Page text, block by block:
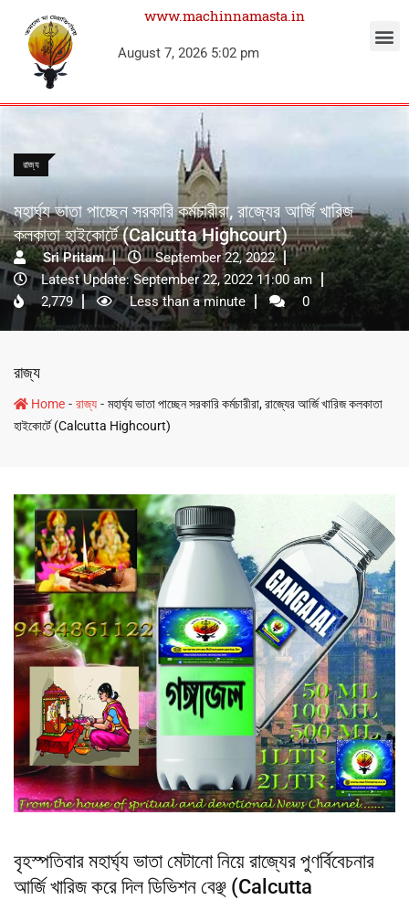
www.machinnamasta.in
August 7, 2026 5:02 pm
রাজ্য
মহার্ঘ্য ভাতা পাচ্ছেন সরকারি কর্মচারীরা, রাজ্যের আর্জি খারিজ
কলকাতা হাইকোর্টে (Calcutta Highcourt)
Sri Pritam
September 22, 2022
Latest Update: September 22, 2022 11:00 am
2,779
Less than a minute 0
রাজ্য
Home - রাজ্য - মহার্ঘ্য ভাতা পাচ্ছেন সরকারি কর্মচারীরা, রাজ্যের আর্জি খারিজ কলকাতা
হাইকোর্টে (Calcutta Highcourt)
বৃহস্পতিবার মহার্ঘ্য ভাতা মেটানো নিয়ে রাজ্যের পুণর্বিবেচনার
আর্জি খারিজ করে দিল ডিভিশন বেঞ্ছ (Calcutta